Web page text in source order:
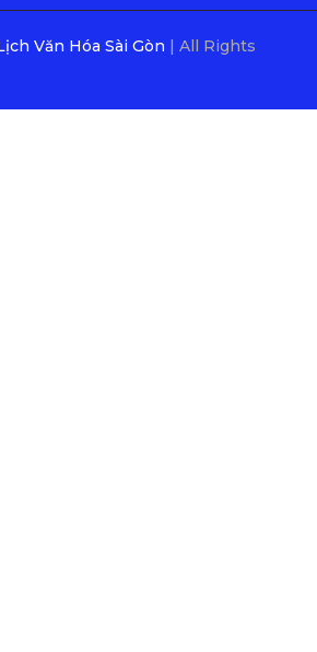
Văn Hóa Sài Gòn | All Rights